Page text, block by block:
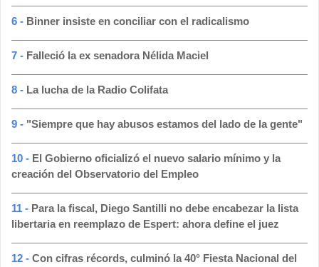
6 - Binner insiste en conciliar con el radicalismo
7 - Falleció la ex senadora Nélida Maciel
8 - La lucha de la Radio Colifata
9 - "Siempre que hay abusos estamos del lado de la gente"
10 - El Gobierno oficializó el nuevo salario mínimo y la
creación del Observatorio del Empleo
11 - Para la fiscal, Diego Santilli no debe encabezar la lista
libertaria en reemplazo de Espert: ahora define el juez
12 - Con cifras récords, culminó la 40° Fiesta Nacional del